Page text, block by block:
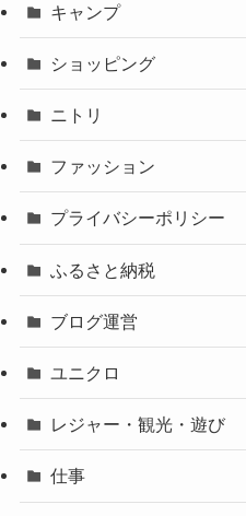
キャンプ
ショッピング
ニトリ
ファッション
プライバシーポリシー
ふるさと納税
ブログ運営
ユニクロ
レジャー・観光・遊び
仕事